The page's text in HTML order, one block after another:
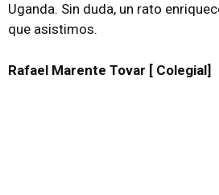
Uganda. Sin duda, un rato
que asistimos.
Rafael Marente Tovar [ Colegial]